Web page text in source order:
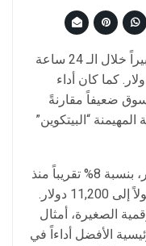
– صنعت البيتكوين زخماً كبيراً خلال الـ 24 ساعة
متجاوزةً حاجز الـ 11,000 دولار. كما كان أداء
ضعيفاً مقارنةً
“البيتكوين”
حيث ارتفعت البيتكوين، مقابل الدولار، بنسبة 8% تقريباً منذ
السابع عشر من شباط / فبراير، وصولاً إلى 11,200 دولار.
الصغيرة، أمثال
الأفضل أداءاً في